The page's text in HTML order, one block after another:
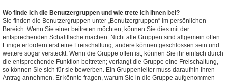
Wo finde ich die Benutzergruppen und wie trete ich ihnen bei?
Sie finden die Benutzergruppen unter „Benutzergruppen“ im persönlichen
Bereich. Wenn Sie einer beitreten möchten, können Sie dies mit der
entsprechenden Schaltfläche machen. Nicht alle Gruppen sind allgemein offen.
Einige erfordern erst eine Freischaltung, andere können geschlossen sein und
weitere sogar versteckt. Wenn die Gruppe offen ist, können Sie ihr einfach durch
die entsprechende Funktion beitreten; verlangt die Gruppe eine Freischaltung,
so können Sie sich für sie bewerben. Ein Gruppenleiter muss daraufhin Ihren
Antrag annehmen. Er könnte fragen, warum Sie in die Gruppe aufgenommen